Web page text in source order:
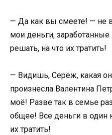
— Да как вы смеете! — не
мои деньги,
решать, на что их тратить!
— Видишь, Серёж, какая
произнесла Валентина
моё! Разве так в семье
общее! Все деньги в один
их тратить!